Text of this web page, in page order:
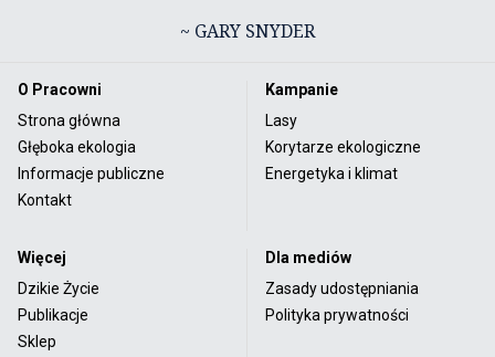
~ GARY SNYDER
O Pracowni
Strona główna
Głęboka ekologia
Informacje publiczne
Kontakt
Kampanie
Lasy
Korytarze ekologiczne
Energetyka i klimat
Więcej
Dzikie Życie
Publikacje
Sklep
Dla mediów
Zasady udostępniania
Polityka prywatności